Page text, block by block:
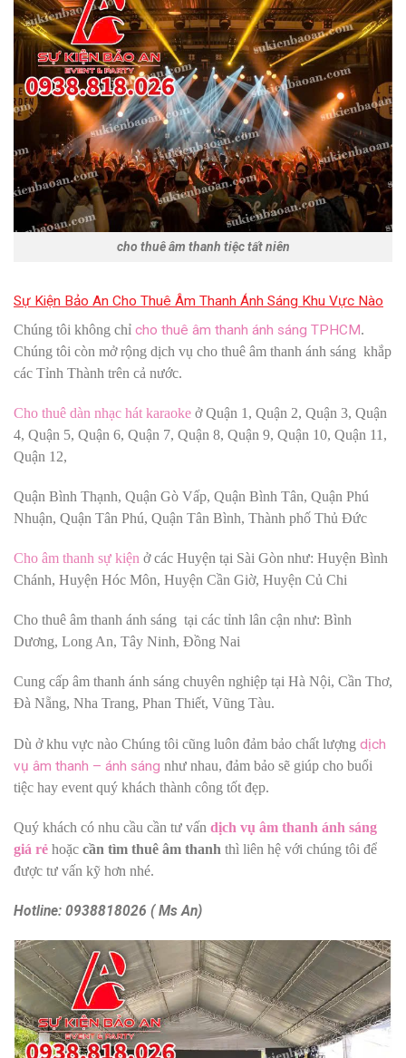
cho thuê âm thanh tiệc tất niên
Sự Kiện Bảo An Cho Thuê Âm Thanh Ánh Sáng Khu Vực Nào
Chúng tôi không chỉ cho thuê âm thanh ánh sáng TPHCM.
Chúng tôi còn mở rộng dịch vụ cho thuê âm thanh ánh sáng khắp
các Tỉnh Thành trên cả nước.
Cho thuê dàn nhạc hát karaoke ở Quận 1, Quận 2, Quận 3, Quận
4, Quận 5, Quận 6, Quận 7, Quận 8, Quận 9, Quận 10, Quận 11,
Quận 12,
Quận Bình Thạnh, Quận Gò Vấp, Quận Bình Tân, Quận Phú
Nhuận, Quận Tân Phú, Quận Tân Bình, Thành phố Thủ Đức
Cho âm thanh sự kiện ở các Huyện tại Sài Gòn như: Huyện Bình
Chánh, Huyện Hóc Môn, Huyện Cần Giờ, Huyện Củ Chi
Cho thuê âm thanh ánh sáng tại các tỉnh lân cận như: Bình
Dương, Long An, Tây Ninh, Đồng Nai
Cung cấp âm thanh ánh sáng chuyên nghiệp tại Hà Nội, Cần Thơ,
Đà Nẵng, Nha Trang, Phan Thiết, Vũng Tàu.
Dù ở khu vực nào Chúng tôi cũng luôn đảm bảo chất lượng dịch
vụ âm thanh – ánh sáng như nhau, đảm bảo sẽ giúp cho buổi
tiệc hay event quý khách thành công tốt đẹp.
Quý khách có nhu cầu cần tư vấn dịch vụ âm thanh ánh sáng
giá rẻ hoặc cần tìm thuê âm thanh thì liên hệ với chúng tôi để
được tư vấn kỹ hơn nhé.
Hotline: 0938818026 ( Ms An)